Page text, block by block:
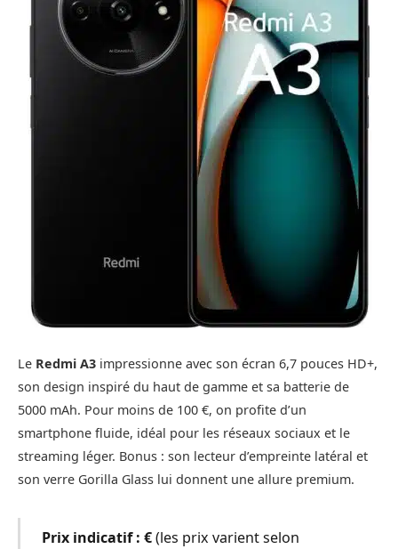
Le Redmi A3 impressionne avec son écran 6,7 pouces HD+,
son design inspiré du haut de gamme et sa batterie de
5000 mAh. Pour moins de 100 €, on profite d’un
smartphone fluide, idéal pour les réseaux sociaux et le
streaming léger. Bonus : son lecteur d’empreinte latéral et
son verre Gorilla Glass lui donnent une allure premium.
Prix indicatif : €(les prix varient selon